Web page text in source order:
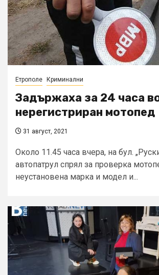
Етрополе Криминални
Задържаха за 24 часа
нерегистриран мотопед
31 август, 2021
Около 11.45 часа вчера, на бул.
автопатрул спрял за проверка
неустановена марка и модел и...